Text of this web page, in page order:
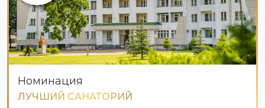
Номинация
ЛУЧШИЙ САНАТОРИЙ